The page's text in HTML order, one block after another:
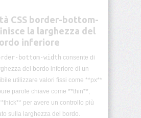
CSS border-bottom-
la larghezza del
inferiore
bottom-width consente di
del bordo inferiore di un
utilizzare valori fissi come **px**
parole chiave come **thin**,
per avere un controllo più
sulla larghezza del bordo.